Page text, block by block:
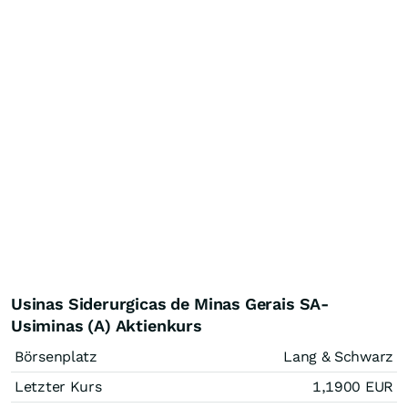
Usinas Siderurgicas de Minas Gerais SA-
Usiminas (A) Aktienkurs
Börsenplatz
Lang & Schwarz
Letzter Kurs
1,1900 EUR